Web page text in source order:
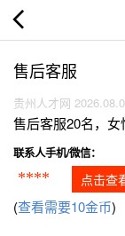
售后客服
贵州人才网
售后客服20名，
联系人手机/微信：
**** 点击查
(查看需要10金币)